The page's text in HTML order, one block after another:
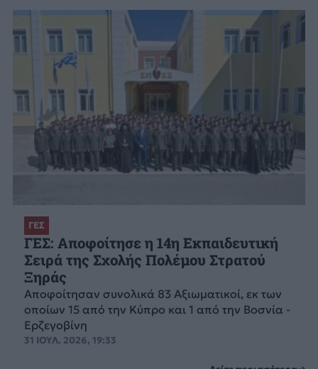
ΓΕΣ
ΓΕΣ: Αποφοίτησε η 14η Εκπαιδευτική
Σειρά της Σχολής Πολέμου Στρατού
Ξηράς
Αποφοίτησαν συνολικά 83 Αξιωματικοί, εκ των
οποίων 15 από την Κύπρο και 1 από την Βοσνία -
Ερζεγοβίνη
31 ΙΟΥΛ. 2026, 19:33